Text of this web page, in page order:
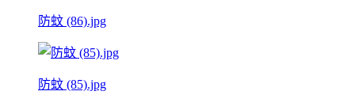
防蚊 (86).jpg
防蚊 (85).jpg